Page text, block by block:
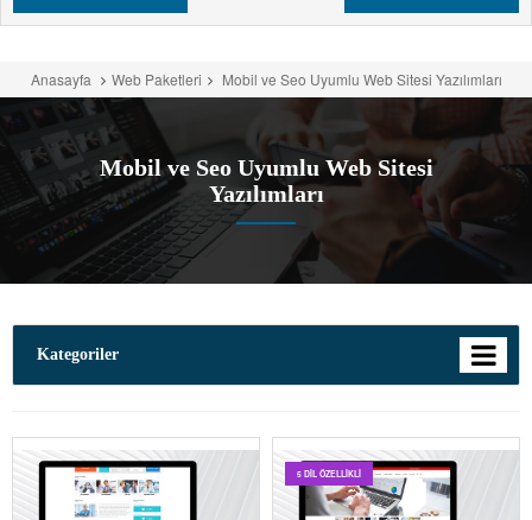
Anasayfa Web Paketleri Mobil ve Seo Uyumlu Web Sitesi Yazılımları
Mobil ve Seo Uyumlu Web Sitesi
Yazılımları
Kategoriler
5 DIL ÖZELLIKLI